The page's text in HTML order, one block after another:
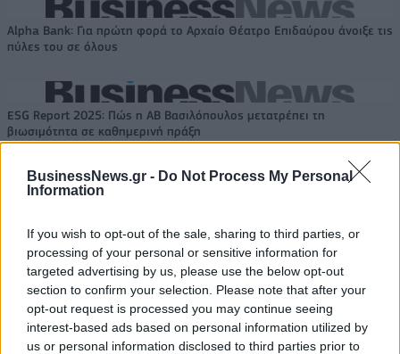
BusinessNews.gr - Do Not Process My Personal
Information
If you wish to opt-out of the sale, sharing to third parties, or
processing of your personal or sensitive information for
targeted advertising by us, please use the below opt-out
section to confirm your selection. Please note that after your
opt-out request is processed you may continue seeing
interest-based ads based on personal information utilized by
us or personal information disclosed to third parties prior to
Alpha Bank: Για πρώτη φορά το Αρχαίο Θέατρο Επιδαύρου άνοιξε τις
πύλες του σε όλους
ESG Report 2025: Πώς η ΑΒ Βασιλόπουλος μετατρέπει τη
βιωσιμότητα σε καθημερινή πράξη
ΠΕΡΙΣΣΌΤΕΡΑ ΣΕ ΑΥΤΉ ΤΗΝ ΚΑΤΗΓΟΡΊΑ